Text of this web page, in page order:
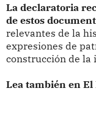
La declaratoria
de estos
relevantes de la
expresiones de
construcción de la
Lea también en El